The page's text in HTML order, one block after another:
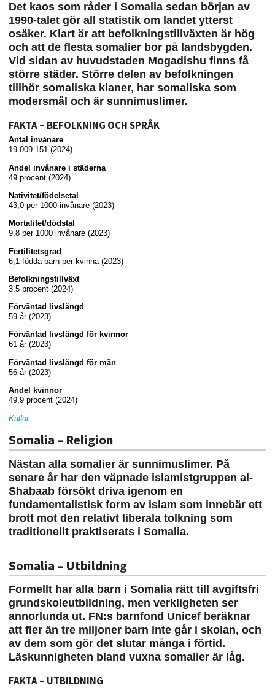
Det kaos som råder i Somalia sedan början av
1990-talet gör all statistik om landet ytterst
osäker. Klart är att befolkningstillväxten är hög
och att de flesta somalier bor på landsbygden.
Vid sidan av huvudstaden Mogadishu finns få
större städer. Större delen av befolkningen
tillhör somaliska klaner, har somaliska som
modersmål och är sunnimuslimer.
FAKTA – BEFOLKNING OCH SPRÅK
Antal invånare
19 009 151 (2024)
Andel invånare i städerna
49 procent (2024)
Nativitet/födelsetal
43,0 per 1000 invånare (2023)
Mortalitet/dödstal
9,8 per 1000 invånare (2023)
Fertilitetsgrad
6,1 födda barn per kvinna (2023)
Befolkningstillväxt
3,5 procent (2024)
Förväntad livslängd
59 år (2023)
Förväntad livslängd för kvinnor
61 år (2023)
Förväntad livslängd för män
56 år (2023)
Andel kvinnor
49,9 procent (2024)
Källor
Somalia – Religion
Nästan alla somalier är sunnimuslimer. På
senare år har den väpnade islamistgruppen al-
Shabaab försökt driva igenom en
fundamentalistisk form av islam som innebär ett
brott mot den relativt liberala tolkning som
traditionellt praktiserats i Somalia.
Somalia – Utbildning
Formellt har alla barn i Somalia rätt till avgiftsfri
grundskoleutbildning, men verkligheten ser
annorlunda ut. FN:s barnfond Unicef beräknar
att fler än tre miljoner barn inte går i skolan, och
av dem som gör det slutar många i förtid.
Läskunnigheten bland vuxna somalier är låg.
FAKTA – UTBILDNING